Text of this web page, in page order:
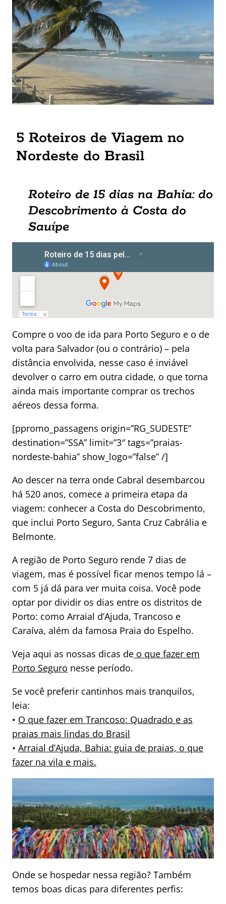
5 Roteiros de Viagem no
Nordeste do Brasil
Roteiro de 15 dias na Bahia: do
Descobrimento à Costa do
Sauípe
Compre o voo de ida para Porto Seguro e o de
volta para Salvador (ou o contrário) – pela
distância envolvida, nesse caso é inviável
devolver o carro em outra cidade, o que torna
ainda mais importante comprar os trechos
aéreos dessa forma.
[ppromo_passagens origin=”RG_SUDESTE”
destination=”SSA” limit=”3″ tags=”praias-
nordeste-bahia” show_logo=”false” /]
Ao descer na terra onde Cabral desembarcou
há 520 anos, comece a primeira etapa da
viagem: conhecer a Costa do Descobrimento,
que inclui Porto Seguro, Santa Cruz Cabrália e
Belmonte.
A região de Porto Seguro rende 7 dias de
viagem, mas é possível ficar menos tempo lá –
com 5 já dá para ver muita coisa. Você pode
optar por dividir os dias entre os distritos de
Porto: como Arraial d’Ajuda, Trancoso e
Caraíva, além da famosa Praia do Espelho.
Veja aqui as nossas dicas de o que fazer em
Porto Seguro nesse período.
Se você preferir cantinhos mais tranquilos,
leia:
• O que fazer em Trancoso: Quadrado e as
praias mais lindas do Brasil
• Arraial d’Ajuda, Bahia: guia de praias, o que
fazer na vila e mais.
Onde se hospedar nessa região? Também
temos boas dicas para diferentes perfis: